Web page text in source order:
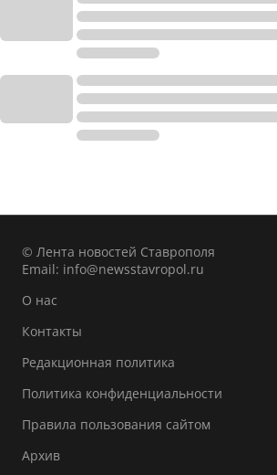
© Лента новостей Ставрополя
Email: info@newsstavropol.ru
О нас
Контакты
Редакционная политика
Политика конфиденциальности
Правила пользования сайтом
Архив